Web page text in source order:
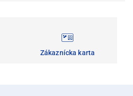
Zákaznícka karta